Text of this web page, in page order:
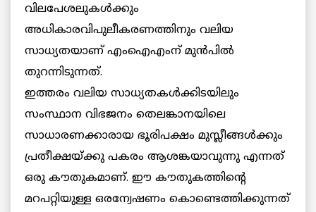
വിലപേശലുകള്‍ക്കും
അധികാരവിപുലീകരണത്തിനും വലിയ
സാധ്യതയാണ് എംഐഎംന് മുന്‍പില്‍
തുറന്നിടുന്നത്.
ഇത്തരം വലിയ സാധ്യതകള്‍ക്കിടയിലും
സംസ്ഥാന വിഭജനം തെലങ്കാനയിലെ
സാധാരണക്കാരായ ഭൂരിപക്ഷം മുസ്ലീങ്ങള്‍ക്കും
പ്രതീക്ഷയ്ക്കു പകരം ആശങ്കയാവുന്നു എന്നത്
ഒരു കൗതുകമാണ്. ഈ കൗതുകത്തിന്റെ
മറപറ്റിയുള്ള ഒരന്വേഷണം കൊണ്ടെത്തിക്കുന്നത്